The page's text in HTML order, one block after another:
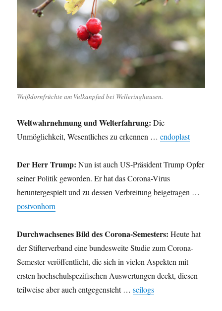
Weißdornfrüchte am Vulkanpfad bei Welleringhausen.
Weltwahrnehmung und Welterfahrung: Die
Unmöglichkeit, Wesentliches zu erkennen …endoplast
Der Herr Trump: Nun ist auch US-Präsident Trump Opfer
seiner Politik geworden. Er hat das Corona-Virus
heruntergespielt und zu dessen Verbreitung beigetragen …
postvonhorn
Durchwachsenes Bild des Corona-Semesters: Heute hat
der Stifterverband eine bundesweite Studie zum Corona-
Semester veröffentlicht, die sich in vielen Aspekten mit
ersten hochschulspezifischen Auswertungen deckt, diesen
teilweise aber auch entgegensteht …scilogs